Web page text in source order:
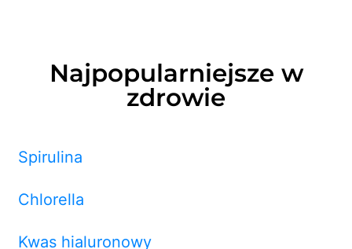
Najpopularniejsze w
zdrowie
Spirulina
Chlorella
Kwas hialuronowy